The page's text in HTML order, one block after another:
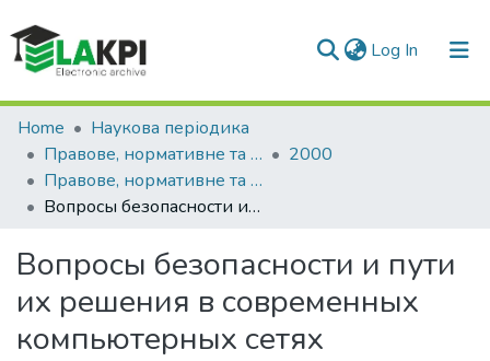
Log In (current)
Communities & Collections
All of DSpace
Statistics
Home
Наукова періодика
Правове, нормативне та метрологічне забезпечення системи захисту інформації в Україні
2000
Правове, нормативне та метрологічне забезпечення системи захисту інформації в Україні: науково-технічний збірник, № 1
Вопросы безопасности и пути их решения в современных компьютерных сетях
Вопросы безопасности и пути
их решения в современных
компьютерных сетях